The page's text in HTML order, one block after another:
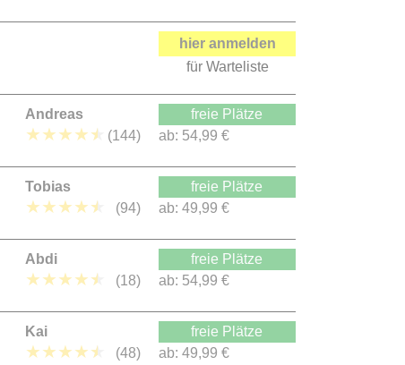
hier anmelden
für Warteliste
Andreas
★★★★★ (144)
freie Plätze
ab: 54,99 €
Tobias
★★★★★ (94)
freie Plätze
ab: 49,99 €
Abdi
★★★★★ (18)
freie Plätze
ab: 54,99 €
Kai
★★★★★ (48)
freie Plätze
ab: 49,99 €